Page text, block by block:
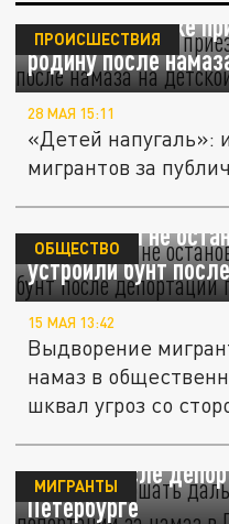
Во Владивостоке
родину после
ПРОИСШЕСТВИЯ
28 МАЯ 15:11
«Детей напугаль»:
мигрантов за
«Намаз вам не
устроили бунт
ОБЩЕСТВО
15 МАЯ 13:42
Выдворение
намаз в
шквал угроз со
"Будем совершать
взвыли после
Петербурге
МИГРАНТЫ